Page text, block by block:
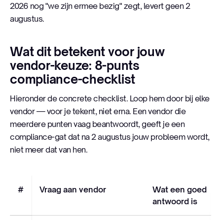
2026 nog "we zijn ermee bezig" zegt, levert geen 2
augustus.
Wat dit betekent voor jouw
vendor-keuze: 8-punts
compliance-checklist
Hieronder de concrete checklist. Loop hem door bij elke
vendor — voor je tekent, niet erna. Een vendor die
meerdere punten vaag beantwoordt, geeft je een
compliance-gat dat na 2 augustus jouw probleem wordt,
niet meer dat van hen.
# Vraag aan vendor
Wat een goed
antwoord is